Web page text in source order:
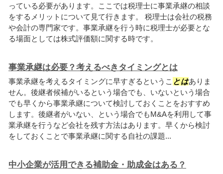
っている必要があります。ここでは税理士に事業承継の相談
をするメリットについて見て行きます。 税理士は会社の税務
や会計の専門家です。事業承継を行う時に税理士が必要とな
る場面としては株式評価額に関する時です。
事業承継は必要？考えるべきタイミングとは
事業承継を考えるタイミングに早すぎるというこ とはありま
せん。後継者候補がいるという場合でも、いないという場合
でも早くから事業承継について検討しておくことをおすすめ
します。後継者がいない、という場合でもM&Aを利用して事
業承継を行うなど会社を残す方法はあります。早くから検討
をしておくことで事業承継に関する自社の課題...
中小企業が活用できる補助金・助成金はある？